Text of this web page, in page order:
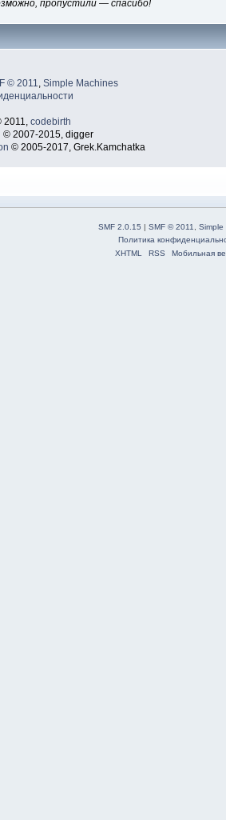
пропустили — спасибо!
© 2011
Simple Machines
codebirth
© 2007-2015, digger
© 2005-2017, Grek.Kamchatka
SMF 2.0.15 | SMF © 2011
Simple
Политика
XHTML
RSS Мобильная